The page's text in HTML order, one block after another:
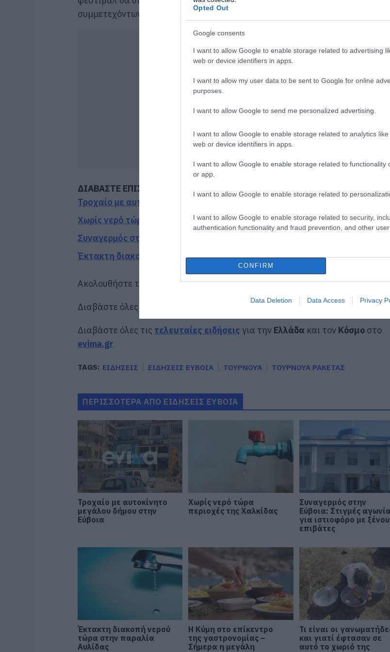
Opted Out
Google consents
I want to allow Google to enable storage related to advertising
web or device identifiers in apps.
I want to allow my user data to be sent to Google for online
purposes.
I want to allow Google to send me personalized advertising.
I want to allow Google to enable storage related to analytics
web or device identifiers in apps.
I want to allow Google to enable storage related to functionality
or app.
I want to allow Google to enable storage related to
I want to allow Google to enable storage related to security,
authentication functionality and fraud prevention, and other user
CONFIRM
Data Deletion Data Access Privacy
συμμετεχόντων και των επισκεπτών.
ΔΙΑΒΑΣΤΕ ΕΠΙΣΗΣ
Τροχαίο με αυτοκίνητο μεγάλου δήμου στην Εύβοια
Χωρίς νερό τώρα περιοχές της Χαλκίδας
Συναγερμός στην Εύβοια: Στιγμές αγωνίας για ιστιοφόρο με ξένους
Έκτακτη διακοπή νερού τώρα στην παραλία Αυλίδας
Ακολουθήστε το evima.gr στοGoogle News
Διαβάστε όλες τις
Διαβάστε όλες τις τελευταίες ειδήσεις για την Ελλάδα και τον Κόσμο στο
evima.gr
TAGS: ΕΙΔΗΣΕΙΣ ΕΙΔΗΣΕΙΣ ΕΥΒΟΙΑ ΤΟΥΡΝΟΥΑ ΤΟΥΡΝΟΥΑ ΡΑΚΕΤΑΣ
ΠΕΡΙΣΣΟΤΕΡΑ ΑΠΟ ΕΙΔΗΣΕΙΣ ΕΥΒΟΙΑ
Τροχαίο με αυτοκίνητο
μεγάλου δήμου στην
Εύβοια
Χωρίς νερό τώρα
περιοχές της Χαλκίδας
Συναγερμός στην
Εύβοια: Στιγμές
για ιστιοφόρο με
επιβάτες
Έκτακτη διακοπή νερού
τώρα στην παραλία
Αυλίδας
Η Κύμη στο επίκεντρο
της γαστρονομίας –
Σήμερα η μεγάλη
Τι είναι οι
και γιατί έφτασαν σε
αυτό το χωριό της